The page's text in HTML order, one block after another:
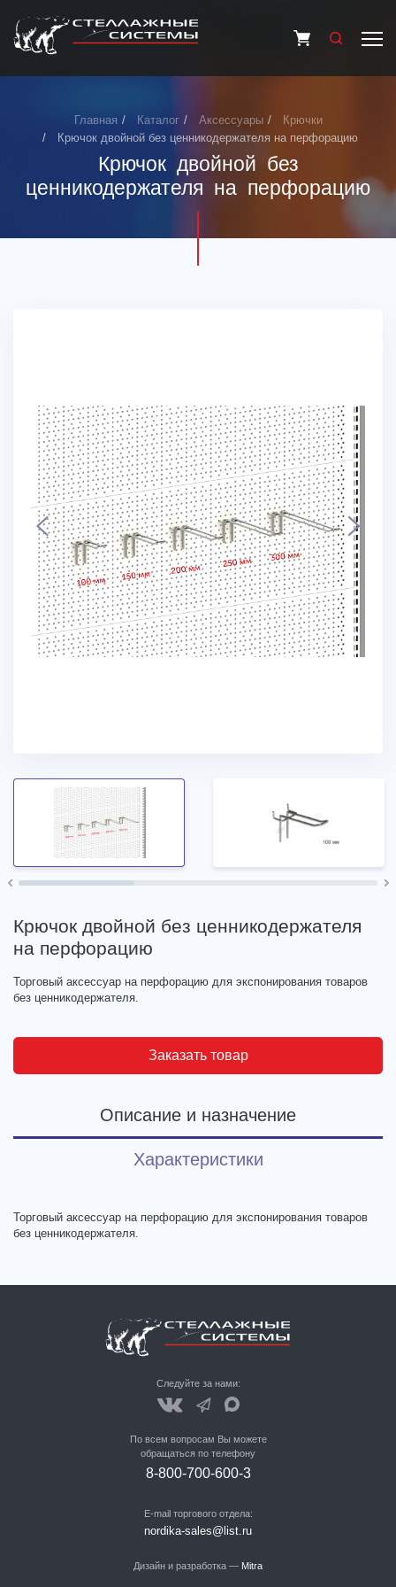
Главная Каталог Аксессуары
Крючки
Крючок двойной без ценникодержателя на перфорацию
Крючок двойной без
ценникодержателя на перфорацию
Крючок двойной без ценникодержателя
на перфорацию
Торговый аксессуар на перфорацию для экспонирования товаров
без ценникодержателя.
Заказать товар
Описание и назначение
Характеристики
Торговый аксессуар на перфорацию для экспонирования товаров
без ценникодержателя.
Следуйте за нами:
По всем вопросам Вы можете
обращаться по телефону
8-800-700-600-3
E-mail торгового отдела:
nordika-sales@list.ru
Дизайн и разработка — Mitra